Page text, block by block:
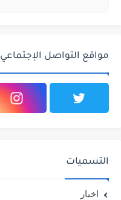
مواقع التواصل الإجتماعي
التسميات
اخبار